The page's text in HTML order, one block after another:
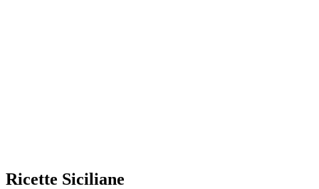
Ricette Siciliane